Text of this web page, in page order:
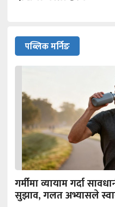
पब्लिक मर्निङ
गर्मीमा व्यायाम गर्दा
सुझाव, गलत अभ्यासले